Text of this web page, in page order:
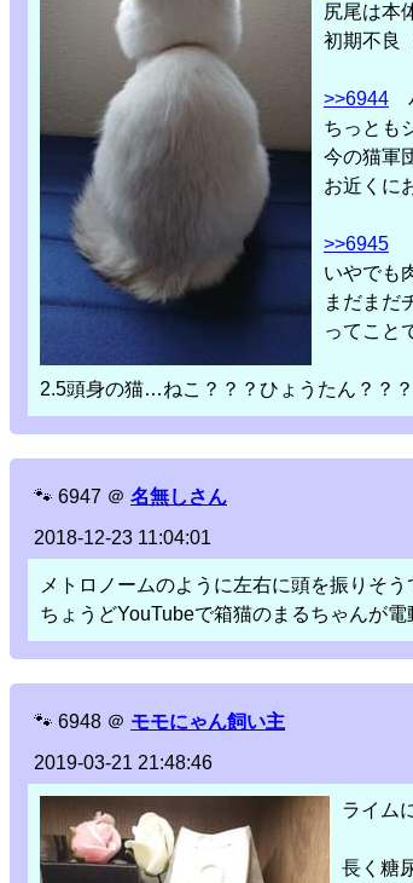
尻尾は本
初期不良
>>6944
ちっとも
今の猫軍
お近くに
>>6945
いやでも
まだまだ
ってこと
2.5頭身の猫…ねこ？？？ひょうたん？？？
🐾 6947 ＠ 名無しさん
2018-12-23 11:04:01
メトロノームのように左右に頭を振りそう
ちょうどYouTubeで箱猫のまるちゃんが
🐾 6948 ＠ モモにゃん飼い主
2019-03-21 21:48:46
ライム
長く糖